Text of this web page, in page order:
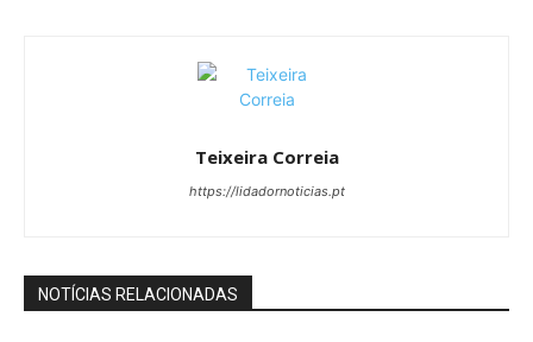
Teixeira Correia
https://lidadornoticias.pt
NOTÍCIAS RELACIONADAS